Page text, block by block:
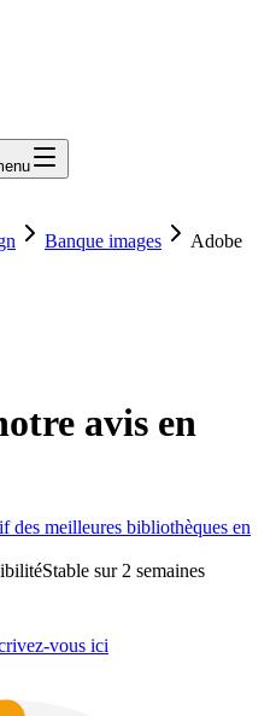
Banque images
Adobe
avis en
des meilleures bibliothèques en
Stable sur 2 semaines
vous ici